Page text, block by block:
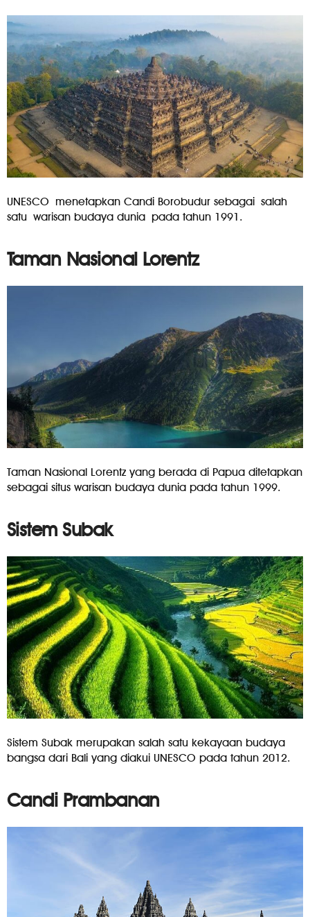
UNESCO menetapkan Candi Borobudur sebagai salah
satu warisan budaya dunia pada tahun 1991.
Taman Nasional Lorentz
Taman Nasional Lorentz yang berada di Papua ditetapkan
sebagai situs warisan budaya dunia pada tahun 1999.
Sistem Subak
Sistem Subak merupakan salah satu kekayaan budaya
bangsa dari Bali yang diakui UNESCO pada tahun 2012.
Candi Prambanan